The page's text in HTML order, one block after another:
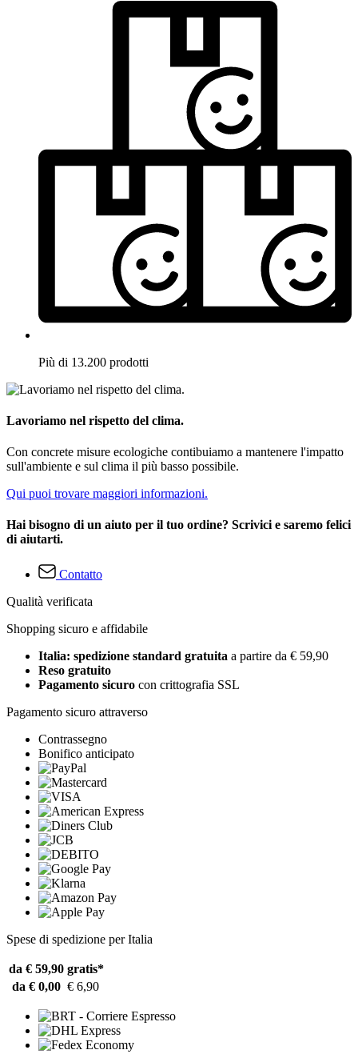
Più di 13.200 prodotti
Lavoriamo nel rispetto del clima.
Con concrete misure ecologiche contibuiamo a mantenere l'impatto
sull'ambiente e sul clima il più basso possibile.
Qui puoi trovare maggiori informazioni.
Hai bisogno di un aiuto per il tuo ordine? Scrivici e saremo felici
di aiutarti.
Contatto
Qualità verificata
Shopping sicuro e affidabile
Italia: spedizione standard gratuita a partire da € 59,90
Reso gratuito
Pagamento sicuro con crittografia SSL
Pagamento sicuro attraverso
Contrassegno
Bonifico anticipato
Spese di spedizione per Italia
da € 59,90 gratis*
da € 0,00 € 6,90